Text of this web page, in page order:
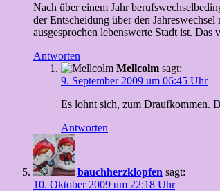
Nach über einem Jahr
der Entscheidung über den
ausgesprochen lebenswerte Stadt ist. Das
Antworten
Mellcolm sagt:
9. September 2009 um 06:45 Uhr
Es lohnt sich, zum Draufkommen.
Antworten
bauchherzklopfen sagt:
10. Oktober 2009 um 22:18 Uhr